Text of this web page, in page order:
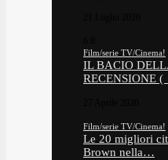
Film/serie TV/Cinema!
IL BACIO
RECENSIONE
Film/serie TV/Cinema!
Le 20 migliori
Brown nella…